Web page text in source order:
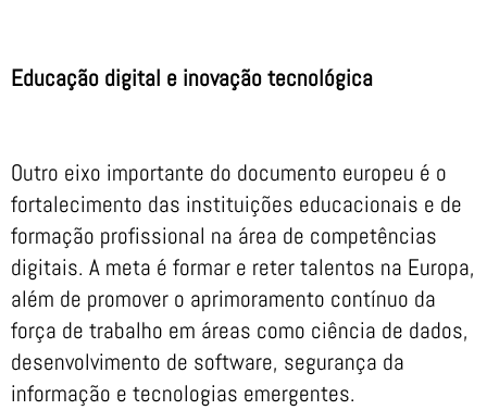
Educação digital e inovação tecnológica
Outro eixo importante do documento europeu é o
fortalecimento das instituições educacionais e de
formação profissional na área de competências
digitais. A meta é formar e reter talentos na Europa,
além de promover o aprimoramento contínuo da
força de trabalho em áreas como ciência de dados,
desenvolvimento de software, segurança da
informação e tecnologias emergentes.